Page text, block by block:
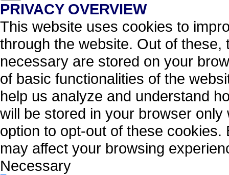
PRIVACY OVERVIEW
This website uses cookies to
through the website. Out of
necessary are stored on your
of basic functionalities of the
help us analyze and understand
will be stored in your browser
option to opt-out of these
may affect your browsing
Necessary